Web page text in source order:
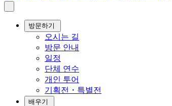
방문하기
오시는 길
방문 안내
일정
단체 연수
개인 투어
기획전・특별전
배우기